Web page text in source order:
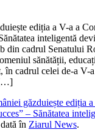
ediția a V-a a
inteligentă
din cadrul Senatului
sănătății,
în cadrul celei de-a V-
[…]
găzduiește ediția
– Sănătatea
în Ziarul News.